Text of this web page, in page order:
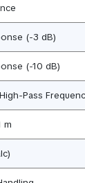
(-3 dB)
(-10 dB)
Pass
m